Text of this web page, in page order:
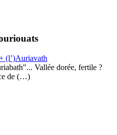
(l’)Auriavath
Vallée dorée, fertile ?
de (…)